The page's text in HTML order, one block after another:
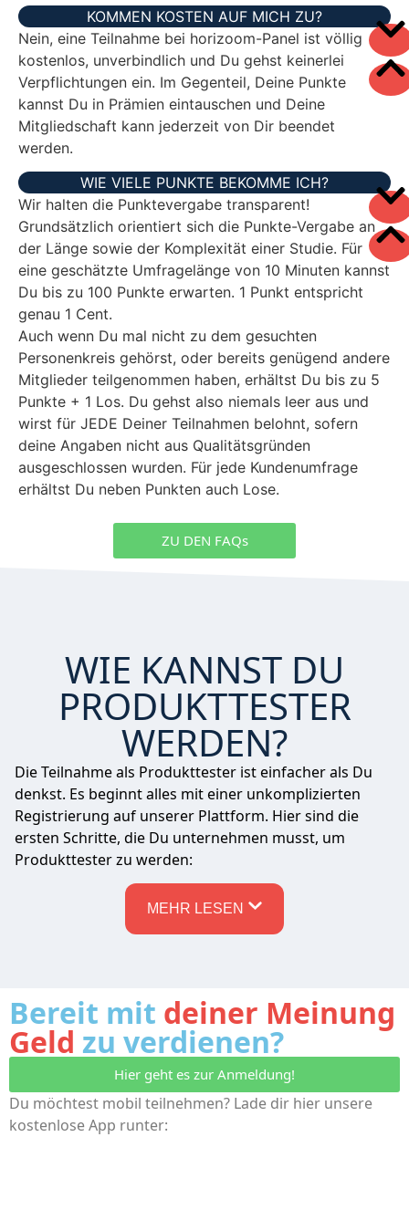
KOMMEN KOSTEN AUF MICH ZU?
Nein, eine Teilnahme bei horizoom-Panel ist völlig
kostenlos, unverbindlich und Du gehst keinerlei
Verpflichtungen ein. Im Gegenteil, Deine Punkte
kannst Du in Prämien eintauschen und Deine
Mitgliedschaft kann jederzeit von Dir beendet
werden.
WIE VIELE PUNKTE BEKOMME ICH?
Wir halten die Punktevergabe transparent!
Grundsätzlich orientiert sich die Punkte-Vergabe an
der Länge sowie der Komplexität einer Studie. Für
eine geschätzte Umfragelänge von 10 Minuten kannst
Du bis zu 100 Punkte erwarten. 1 Punkt entspricht
genau 1 Cent.
Auch wenn Du mal nicht zu dem gesuchten
Personenkreis gehörst, oder bereits genügend andere
Mitglieder teilgenommen haben, erhältst Du bis zu 5
Punkte + 1 Los. Du gehst also niemals leer aus und
wirst für JEDE Deiner Teilnahmen belohnt, sofern
deine Angaben nicht aus Qualitätsgründen
ausgeschlossen wurden. Für jede Kundenumfrage
erhältst Du neben Punkten auch Lose.
ZU DEN FAQs
WIE KANNST DU
PRODUKTTESTER
WERDEN?
Die Teilnahme als Produkttester ist einfacher als Du
denkst. Es beginnt alles mit einer unkomplizierten
Registrierung auf unserer Plattform. Hier sind die
ersten Schritte, die Du unternehmen musst, um
Produkttesterzu werden:
MEHR LESEN
Bereit mit deiner Meinung
Geld zu verdienen?
Hier geht es zur Anmeldung!
Du möchtest mobil teilnehmen? Lade dir hier unsere
kostenlose App runter: